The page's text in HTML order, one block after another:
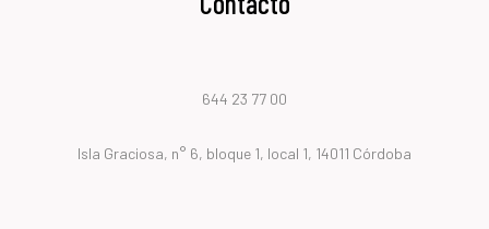
644 23 77 00
Isla Graciosa, n° 6, bloque 1, local 1, 14011 Córdoba